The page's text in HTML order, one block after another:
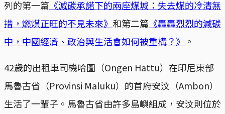
列的第一篇 《減碳承諾下的兩座煤城：失去煤的冷清無
措，燃煤正旺的不見未來》 和第二篇 《轟轟烈烈的減碳
中，中國經濟、政治與生活會如何被重構？》 。
42歲的出租車司機哈圖（Ongen Hattu）在印尼東部
馬魯古省（Provinsi Maluku）的首府安汶（Ambon）
生活了一輩子。馬魯古省由許多島嶼組成，安汶則位於